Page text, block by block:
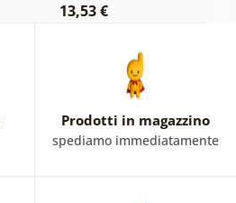
13,53 €
Prodotti in magazzino
spediamo immediatamente